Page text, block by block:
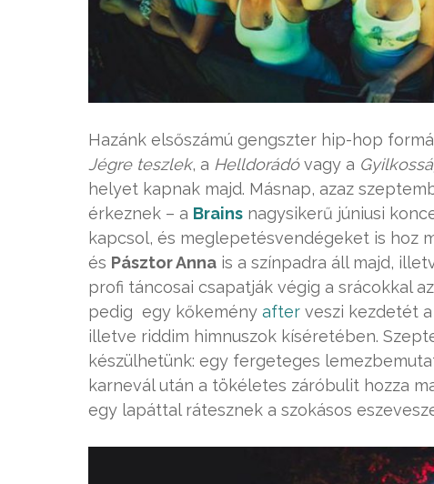
Hazánk elsőszámú gengszter hip-hop
Jégre teszlek, a Helldorádóvagy a
helyet kapnak majd. Másnap, azaz
érkeznek – a Brains nagysikerű júniusi
kapcsol, és meglepetésvendégeket is hoz
és Pásztor Anna is a színpadra áll majd,
profi táncosai csapatják végig a srácokkal
pedig egy kőkemény after veszi kezdetét
illetve riddim himnuszok kíséretében.
készülhetünk: egy fergeteges
karnevál után a tökéletes záróbulit hozza
egy lapáttal rátesznek a szokásos